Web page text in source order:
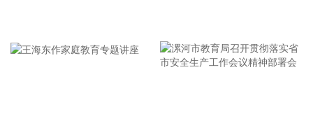
至上、生命至上，坚持“从最坏处着眼、做到顶格防御、打足提
前量”，立足台风正面登陆、贯穿全省、长时间影响、风雨